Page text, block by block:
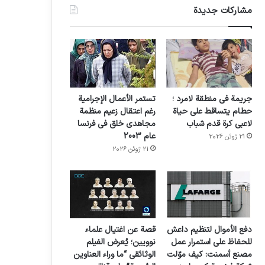
مشاركات جديدة
جريمة في منطقة لامرد ؛
حطام يتساقط على حياة
لاعبي كرة قدم شباب
21 ژوئن 2026
تستمر الأعمال الإجرامية
رغم اعتقال زعيم منظمة
مجاهدي خلق في فرنسا
عام 2003
21 ژوئن 2026
دفع الأموال لتنظيم داعش
للحفاظ على استمرار عمل
مصنع أسمنت: كيف موّلت
قصة عن اغتيال علماء
نوويين؛ يُعرض الفيلم
الوثائقي “ما وراء العناوين